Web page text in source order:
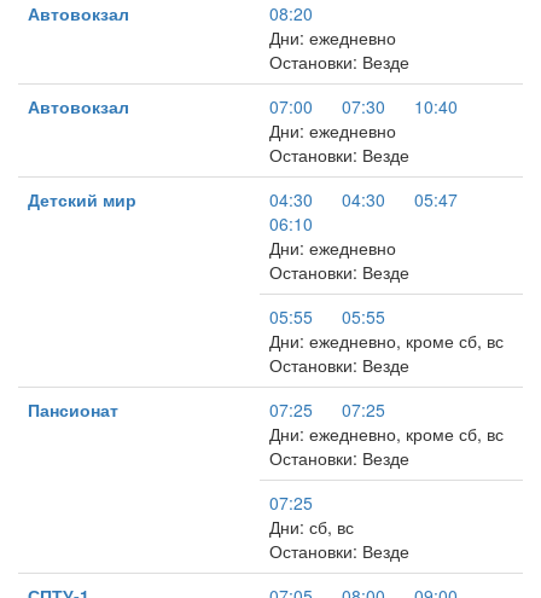
Автовокзал
08:20
Дни: ежедневно
Остановки: Везде
Автовокзал
07:00 07:30
10:40
Дни: ежедневно
Остановки: Везде
Детский мир
04:30 04:30
05:47
06:10
Дни: ежедневно
Остановки: Везде
05:55
05:55
Дни: ежедневно, кроме сб, вс
Остановки: Везде
Пансионат
07:25
07:25
Дни: ежедневно, кроме сб, вс
Остановки: Везде
07:25
Дни: сб, вс
Остановки: Везде